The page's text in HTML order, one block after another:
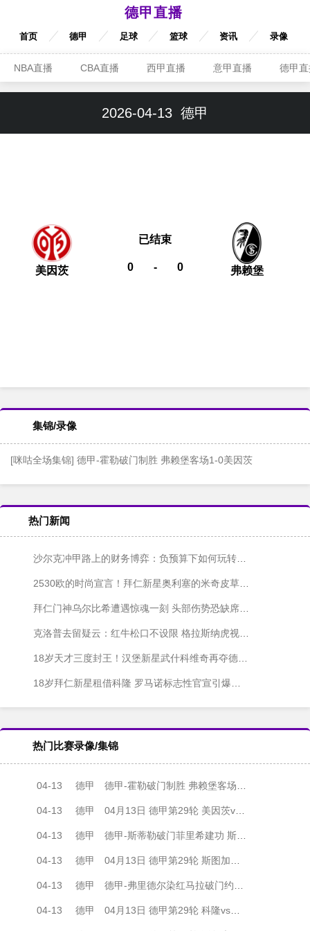
德甲直播
首页 德甲 足球 篮球 资讯 录像
NBA直播 CBA直播 西甲直播 意甲直播 德甲
2026-04-13 德甲
美因茨 0 - 0
已结束
弗赖堡
集锦/录像
[咪咕全场集锦] 德甲-霍勒破门制胜 弗赖堡客场1-0美因茨
热门新闻
沙尔克冲甲路上的财务博弈：负预算下如何玩转夏窗？
2530欧的时尚宣言！拜仁新星奥利塞的米奇皮草帽引爆国家队报到日
拜仁门神乌尔比希遭遇惊魂一刻 头部伤势恐缺席关键战役
克洛普去留疑云：红牛松口不设限 格拉斯纳虎视眈眈
18岁天才三度封王！汉堡新星武什科维奇再夺德甲月度最佳
18岁拜仁新星租借科隆 罗马诺标志性官宣引爆转会市场
热门比赛录像/集锦
04-13 德甲 德甲-霍勒破门制胜 弗赖堡客场1-0美因茨
04-13 德甲 04月13日 德甲第29轮 美因茨vs弗赖堡 全场录像
04-13 德甲 德甲-斯蒂勒破门菲里希建功 斯图加特4-0完胜汉堡
04-13 德甲 04月13日 德甲第29轮 斯图加特vs汉堡 全场录像
04-13 德甲 德甲-弗里德尔染红马拉破门约翰内松建功 科隆3-1十人不莱梅
04-13 德甲 04月13日 德甲第29轮 科隆vs不莱梅 全场录像